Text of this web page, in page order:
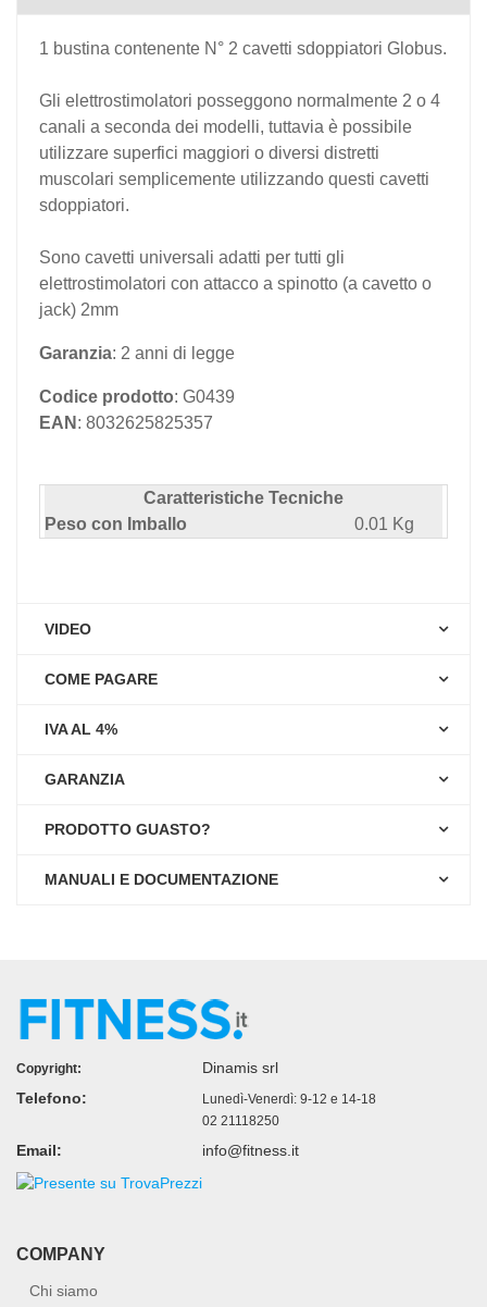
1 bustina contenente N° 2 cavetti sdoppiatori Globus.
Gli elettrostimolatori posseggono normalmente 2 o 4
canali a seconda dei modelli, tuttavia è possibile
utilizzare superfici maggiori o diversi distretti
muscolari semplicemente utilizzando questi cavetti
sdoppiatori.
Sono cavetti universali adatti per tutti gli
elettrostimolatori con attacco a spinotto (a cavetto o
jack) 2mm
Garanzia: 2 anni di legge
Codice prodotto: G0439
EAN : 8032625825357
Caratteristiche Tecniche
Peso con Imballo
0.01 Kg
VIDEO
COME PAGARE
IVA AL 4%
GARANZIA
PRODOTTO GUASTO?
MANUALI E DOCUMENTAZIONE
Copyright:
Dinamis srl
Telefono:
Lunedì-Venerdì: 9-12 e 14-18
02 21118250
Email: info@fitness.it
COMPANY
Chi siamo